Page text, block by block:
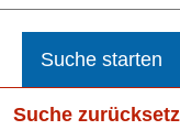
Suche starten
Suche